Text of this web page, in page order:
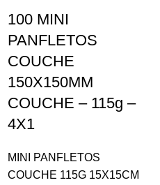
100 MINI
PANFLETOS
COUCHE
150X150MM
COUCHE – 115g –
4X1
MINI PANFLETOS
COUCHE 115G 15X15CM